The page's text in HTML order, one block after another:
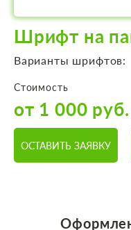
Шрифт на
Варианты шрифтов:
Стоимость
от 1 000 руб.
ОСТАВИТЬ ЗАЯВКУ